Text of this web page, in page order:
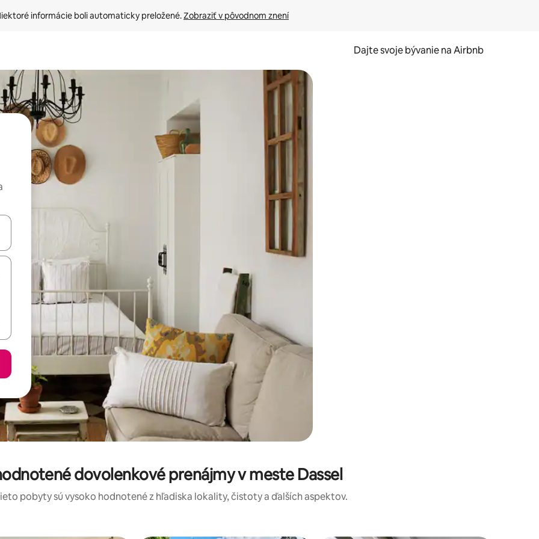
informácie boli automaticky preložené. Zobraziť v pôvodnom znení
Dajte svoje bývanie na Airbnb
pomocou klávesov so šípkami nahor a nadol alebo ich preskúmať pomocou dotykových gest či potiahnutia prstom.
dovolenkové prenájmy v meste Dassel
pobyty sú vysoko hodnotené z hľadiska lokality, čistoty a ďalších aspektov.